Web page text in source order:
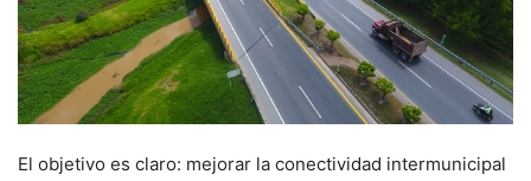
El objetivo es claro: mejorar la conectividad intermunicipal